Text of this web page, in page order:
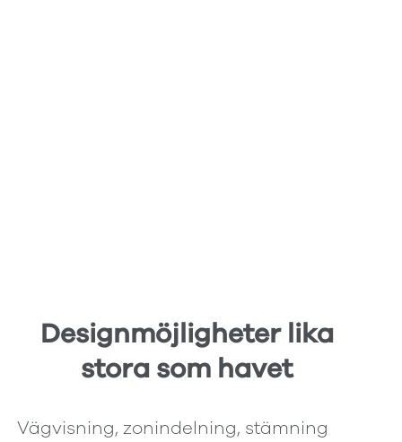
Designmöjligheter lika
stora som havet
Vägvisning, zonindelning, stämning